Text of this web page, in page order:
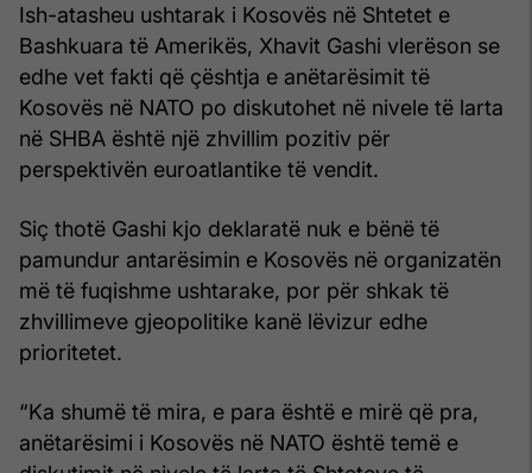
Ish-atasheu ushtarak i Kosovës në Shtetet e
Bashkuara të Amerikës, Xhavit Gashi vlerëson se
edhe vet fakti që çështja e anëtarësimit të
Kosovës në NATO po diskutohet në nivele të larta
në SHBA është një zhvillim pozitiv për
perspektivën euroatlantike të vendit.
Siç thotë Gashi kjo deklaratë nuk e bënë të
pamundur antarësimin e Kosovës në organizatën
më të fuqishme ushtarake, por për shkak të
zhvillimeve gjeopolitike kanë lëvizur edhe
prioritetet.
“Ka shumë të mira, e para është e mirë që pra,
anëtarësimi i Kosovës në NATO është temë e